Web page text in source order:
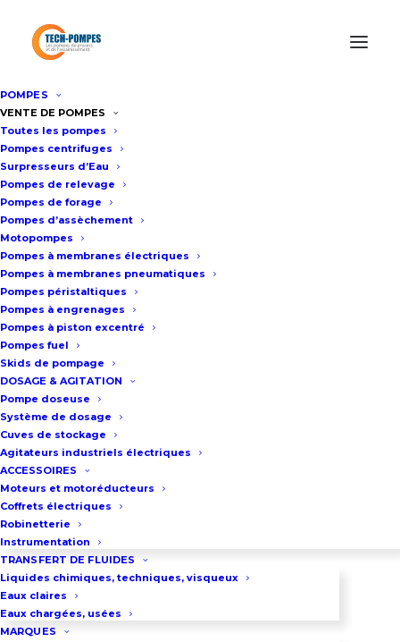
POMPES
VENTE DE POMPES
Toutes les pompes
Pompes centrifuges
Surpresseurs d’Eau
Pompes de relevage
Pompes de forage
Pompes d’assèchement
Motopompes
Pompes à membranes électriques
Pompes à membranes pneumatiques
Pompes péristaltiques
Pompes à engrenages
Pompes à piston excentré
Pompes fuel
Skids de pompage
DOSAGE & AGITATION
Pompe doseuse
Système de dosage
Cuves de stockage
Agitateurs industriels électriques
ACCESSOIRES
Moteurs et motoréducteurs
Coffrets électriques
Robinetterie
Instrumentation
TRANSFERT DE FLUIDES
Liquides chimiques, techniques, visqueux
Eaux claires
Eaux chargées, usées
MARQUES
Accueil /Pompes d’Assèchement
400m3/h WEDA D90
Pompe d’assèchement
400m3/h WEDA D90
Fiche technique
Pression de refoulement maxi : 42
m (D90L) – 92 m (D90H)
Débit maxi : 410 m3/h (D70L) – 122
m3/H (D70H)
Puissance : 26.5 Kw
Raccordement : 4″(D90H) – 6″
(D70L)
Diamètre de passage : 7 mm
Poids : 180 kg
Alimentation : 400 V triphasé